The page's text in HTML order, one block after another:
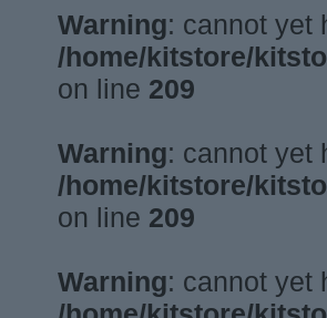
Warning: cannot yet
/home/kitstore/
on line 209
Warning: cannot yet
/home/kitstore/
on line 209
Warning: cannot yet